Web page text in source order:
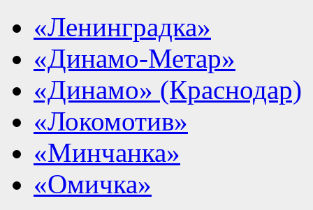
«Ленинградка»
«Динамо-Метар»
«Динамо» (Краснодар)
«Локомотив»
«Минчанка»
«Омичка»